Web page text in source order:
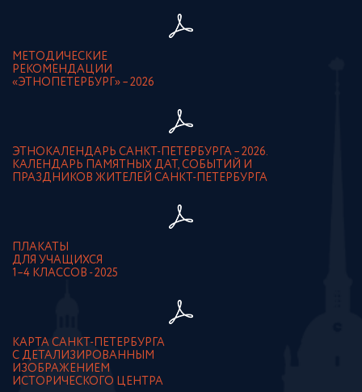
МЕТОДИЧЕСКИЕ
РЕКОМЕНДАЦИИ
«ЭТНОПЕТЕРБУРГ» – 2026
ЭТНОКАЛЕНДАРЬ САНКТ-ПЕТЕРБУРГА – 2026.
КАЛЕНДАРЬ ПАМЯТНЫХ ДАТ, СОБЫТИЙ И
ПРАЗДНИКОВ ЖИТЕЛЕЙ САНКТ-ПЕТЕРБУРГА
ПЛАКАТЫ
ДЛЯ УЧАЩИХСЯ
1–4 КЛАССОВ - 2025
КАРТА САНКТ-ПЕТЕРБУРГА
С ДЕТАЛИЗИРОВАННЫМ
ИЗОБРАЖЕНИЕМ
ИСТОРИЧЕСКОГО ЦЕНТРА